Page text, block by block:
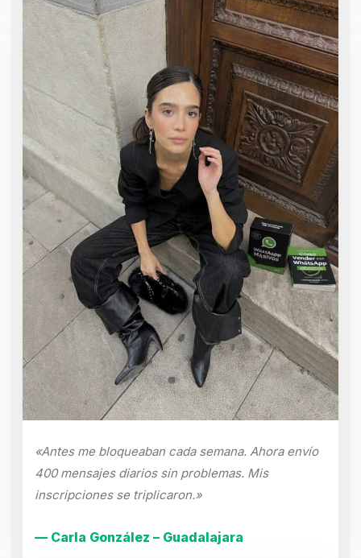
«Antes me bloqueaban cada semana. Ahora envío
400 mensajes diarios sin problemas. Mis
inscripciones se triplicaron.»
— Carla González – Guadalajara